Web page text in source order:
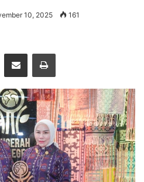
10, 2025 161
Share via Email Print